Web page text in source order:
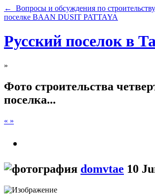
← Вопросы и обсуждения по
поселке BAAN DUSIT PATTAYA
Русский поселок в
»
Фото строительства
поселка...
« »
domvtae 10